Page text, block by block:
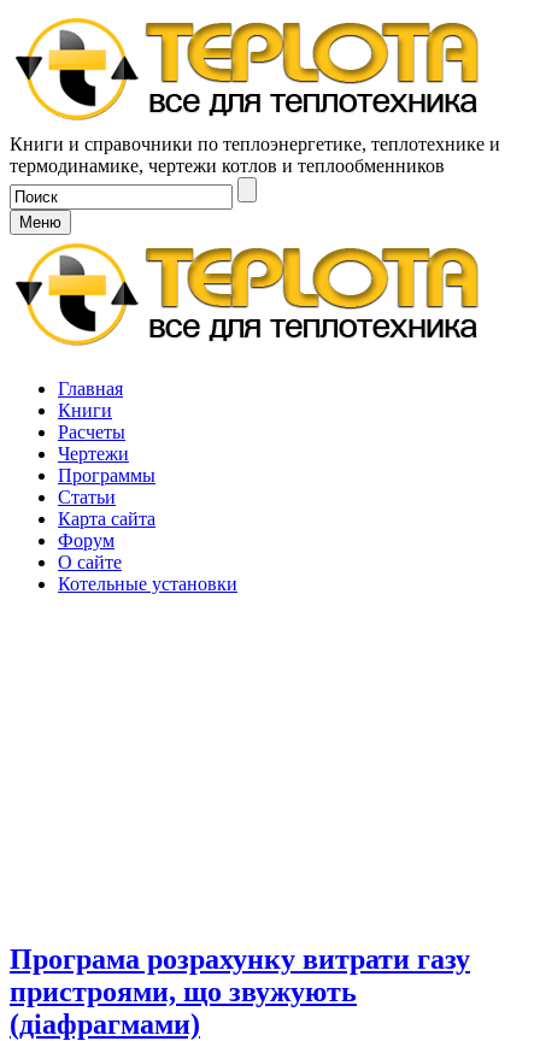
Книги и справочники по теплоэнергетике, теплотехнике и
термодинамике, чертежи котлов и теплообменников
Меню
Главная
Книги
Расчеты
Чертежи
Программы
Статьи
Карта сайта
Форум
О сайте
Котельные установки
Програма розрахунку витрати газу
пристроями, що звужують
(діафрагмами)